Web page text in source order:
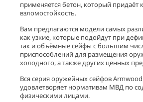
применяется бетон, который придаёт
взломостойкость.
Вам предлагаются модели самых
как узкие, которые подойдут при
так и объёмные сейфы с большим
приспособлений для размещения
холодного, а также других ценных
Вся серия оружейных сейфов
удовлетворяет нормативам МВД по
физическими лицами.